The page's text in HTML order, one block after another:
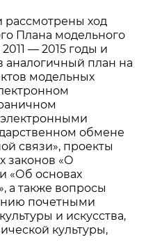
рассмотрены ход
Плана модельного
— 2015 годы и
аналогичный план на
модельных
обмене
связи», проекты
законов «О
«Об основах
а также вопросы
почетными
и искусства,
культуры,